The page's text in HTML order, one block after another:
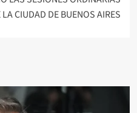
LA CIUDAD DE BUENOS AIRES